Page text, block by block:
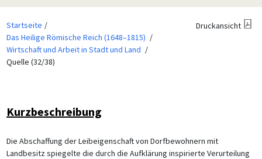
Startseite
Das Heilige Römische Reich (1648–1815)
Wirtschaft und Arbeit in Stadt und Land
Quelle (32/38)
Druckansicht
Kurzbeschreibung
Die Abschaffung der Leibeigenschaft von Dorfbewohnern mit
Landbesitz spiegelte die durch die Aufklärung inspirierte Verurteilung